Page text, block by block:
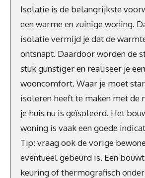
Isolatie is de belangrijkste
een warme en zuinige woning.
isolatie vermijd je dat de
ontsnapt. Daardoor worden de
stuk gunstiger en realiseer je
wooncomfort. Waar je moet
isoleren heeft te maken met de
je huis nu is geïsoleerd. Het
woning is vaak een goede
Tip: vraag ook de vorige
eventueel gebeurd is. Een
keuring of thermografisch